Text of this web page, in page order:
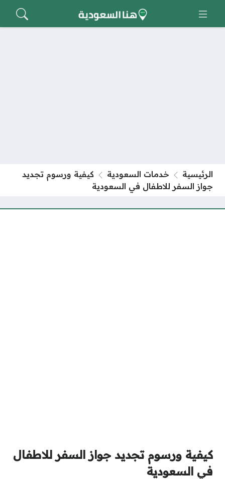
الرئيسية خدمات السعودية
كيفية ورسوم تجديد
جواز السفر للاطفال في السعودية
كيفية ورسوم تجديد جواز السفر للاطفال
في السعودية